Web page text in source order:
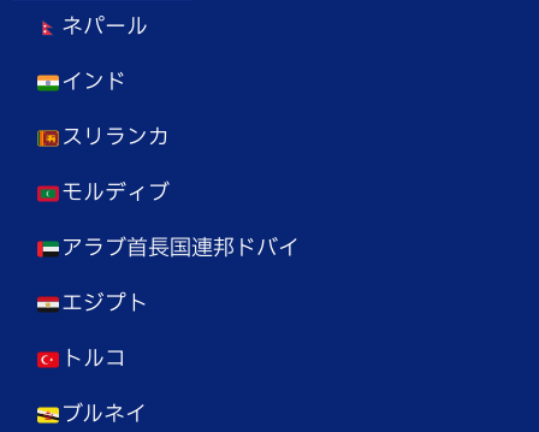
ネパール
インド
スリランカ
モルディブ
アラブ首長国連邦ドバイ
エジプト
トルコ
ブルネイ